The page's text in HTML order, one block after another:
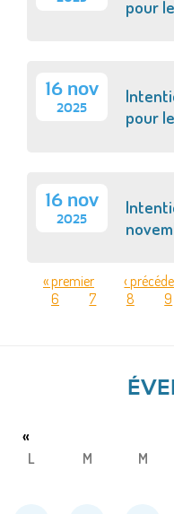
pour
16 nov
2025
pour
16 nov
2025
PAGES
« premier ‹
6
7 8 9
«
L M M